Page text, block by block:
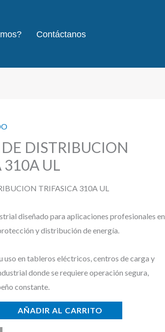
Contáctanos
DISTRIBUCION
310A UL
TRIFASICA 310A UL
diseñado para aplicaciones profesionales en
y distribución de energía.
uso en tableros eléctricos, centros de carga y
donde se requiere operación segura,
constante.
AÑADIR AL CARRITO